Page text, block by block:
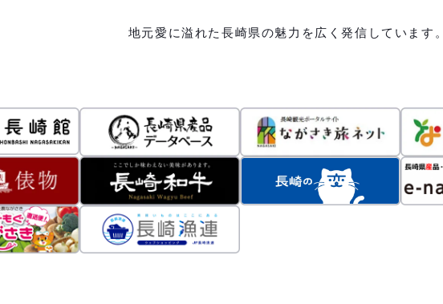
地元愛に溢れた長崎県の魅力を広く発信しています。